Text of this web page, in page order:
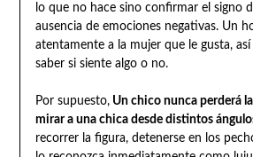
lo que no hace sino confirmar el signo
ausencia de emociones negativas. Un
atentamente a la mujer que le gusta,
saber si siente algo o no.
Por supuesto,Un chico nunca perderá
mirar a una chica desde distintos
recorrer la figura, detenerse en los